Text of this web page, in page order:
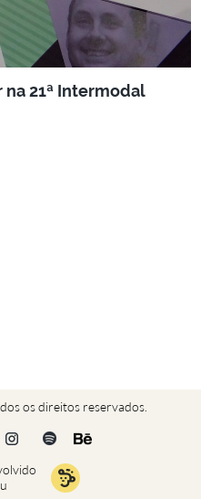
21ª Intermodal
os direitos reservados.